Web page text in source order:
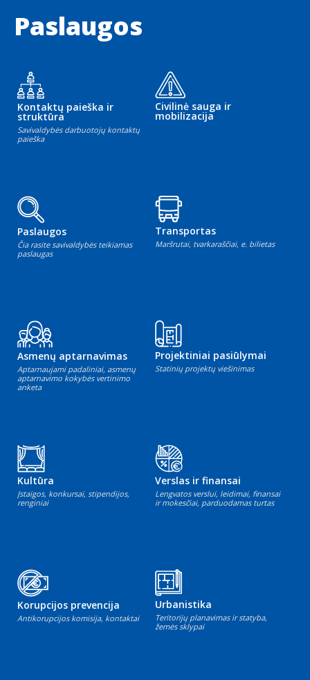
Paslaugos
Kontaktų paieška ir
struktūra
Savivaldybės darbuotojų kontaktų
paieška
Civilinė sauga ir
mobilizacija
Paslaugos
Čia rasite savivaldybės teikiamas
paslaugas
Transportas
Maršrutai, tvarkaraščiai, e. bilietas
Asmenų aptarnavimas
Aptarnaujami padaliniai, asmenų
aptarnavimo kokybės vertinimo
anketa
Projektiniai pasiūlymai
Statinių projektų viešinimas
Kultūra
Įstaigos, konkursai, stipendijos,
renginiai
Verslas ir finansai
Lengvatos verslui, leidimai, finansai
ir mokesčiai, parduodamas turtas
Korupcijos prevencija
Antikorupcijos komisija, kontaktai
Urbanistika
Teritorijų planavimas ir statyba,
žemės sklypai